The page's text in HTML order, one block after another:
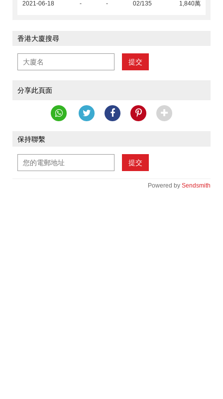
2021-06-18 - - 02/135 1,840萬
香港大廈搜尋
提交
分享此頁面
保持聯繫
提交
Powered by Sendsmith